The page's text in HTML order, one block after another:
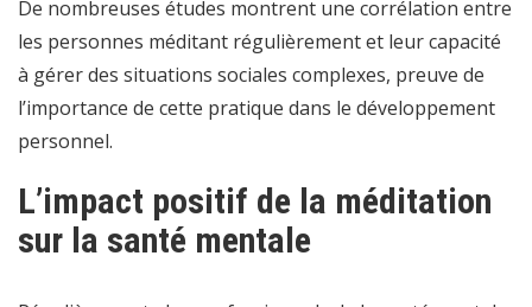
De nombreuses études montrent une corrélation entre
les personnes méditant régulièrement et leur capacité
à gérer des situations sociales complexes, preuve de
l’importance de cette pratique dans le développement
personnel.
L’impact positif de la méditation
sur la santé mentale